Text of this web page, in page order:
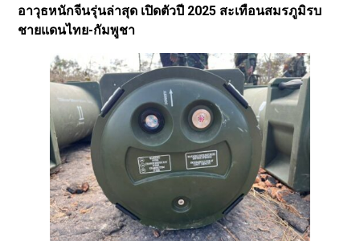
อาวุธหนักจีนรุ่นล่าสุด เปิดตัวปี 2025 สะเทือนสมรภูมิรบ
ชายแดนไทย-กัมพูชา